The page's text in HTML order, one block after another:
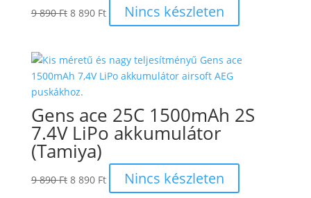
9 890Ft Original
9
890 Ft.
8 890 Ft Current
price
8
890 Ft.
Nincs készleten
Gens ace 25C 1500mAh 2S
7.4V LiPo akkumulátor
(Tamiya)
9 890Ft Original
8 890 Ft Current
price
Nincs készleten